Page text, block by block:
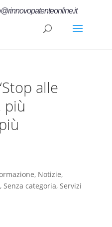
alle
più
, Notizie,
, Senza categoria, Servizi